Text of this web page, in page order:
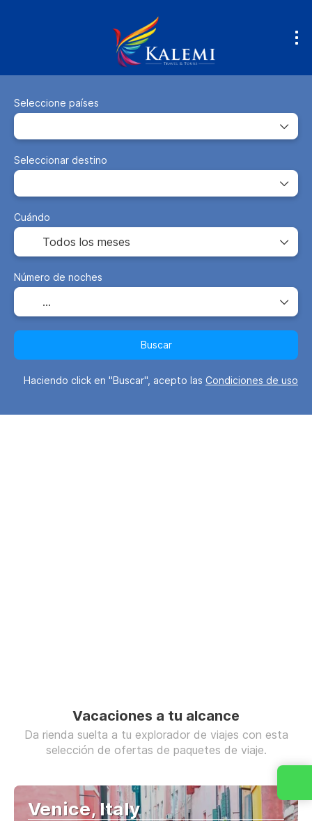
Seleccione países
Seleccionar destino
Cuándo
Número de noches
Buscar
Haciendo click en "Buscar", acepto las Condiciones de uso
Vacaciones a tu alcance
Da rienda suelta a tu explorador de viajes con esta
selección de ofertas de paquetes de viaje.
Venice, Italy